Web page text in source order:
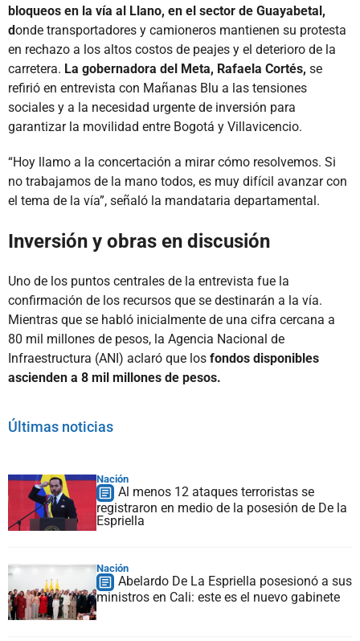
bloqueos en la vía al Llano, en el sector de Guayabetal,
donde transportadores y camioneros mantienen su protesta
en rechazo a los altos costos de peajes y el deterioro de la
carretera. La gobernadora del Meta, Rafaela Cortés, se
refirió en entrevista con Mañanas Blu a las tensiones
sociales y a la necesidad urgente de inversión para
garantizar la movilidad entre Bogotá y Villavicencio.
“Hoy llamo a la concertación a mirar cómo resolvemos. Si
no trabajamos de la mano todos, es muy difícil avanzar con
el tema de la vía”, señaló la mandataria departamental.
Inversión y obras en discusión
Uno de los puntos centrales de la entrevista fue la
confirmación de los recursos que se destinarán a la vía.
Mientras que se habló inicialmente de una cifra cercana a
80 mil millones de pesos, la Agencia Nacional de
Infraestructura (ANI) aclaró que los fondos disponibles
ascienden a 8 mil millones de pesos.
Últimas noticias
Nación
Al menos 12 ataques terroristas se
registraron en medio de la posesión de De la
Espriella
Nación
Abelardo De La Espriella posesionó a sus
ministros en Cali: este es el nuevo gabinete